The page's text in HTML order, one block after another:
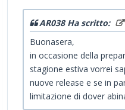
AR038 Ha scritto:
Buonasera,
in occasione della
stagione estiva vorrei
nuove release e se in
limitazione di dover